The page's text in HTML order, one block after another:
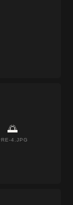
🌅
4.JPG